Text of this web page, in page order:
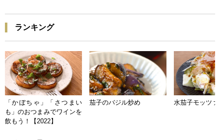
ランキング
「かぼちゃ」「さつまい
も」のおつまみでワインを
飲もう！【2022】
茄子のバジル炒め 水茄子モッツァ